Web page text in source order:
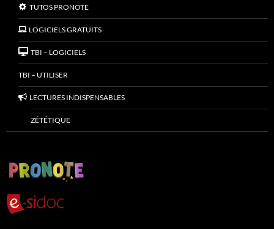
TUTOS PRONOTE
LOGICIELS GRATUITS
TBI – LOGICIELS
TBI – UTILISER
LECTURES INDISPENSABLES
ZÉTÉTIQUE